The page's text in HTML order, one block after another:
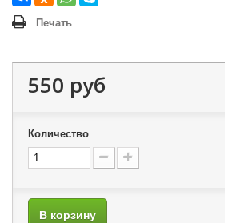
Печать
550 руб
Количество
В корзину